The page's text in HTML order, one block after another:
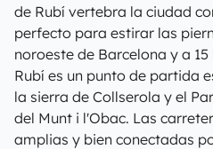
de Rubí vertebra la ciudad
perfecto para estirar las
noroeste de Barcelona y a
Rubí es un punto de partida
la sierra de Collserola y el
del Munt i l'Obac. Las
amplias y bien conectadas